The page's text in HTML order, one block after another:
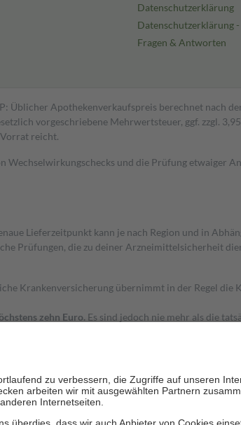
Datenschutzerklärung
Datenschutzerklärung
Fragen & Antworten
Üblicher Apothekenverkaufspreis berechnet nach
vorgeschriebene Mehrwertsteuer, ggf. zzgl.
reicht.
und die Prüfung etwaiger
Lieferzeitpunkt kann je nach Region und in
Prüfungen, die zu deiner Arzneimittelsicherheit
Krankenversicherung übernimmt in der Regel die
zehn Euro. Es sind jedoch nie mehr als die
fallenkeine Zuzahlungen an bei: